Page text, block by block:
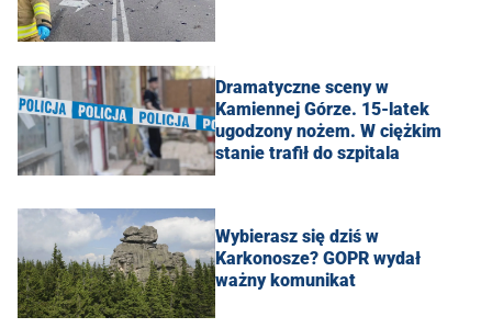
Dramatyczne sceny w
Kamiennej Górze. 15-latek
ugodzony nożem. W ciężkim
stanie trafił do szpitala
Wybierasz się dziś w
Karkonosze? GOPR wydał
ważny komunikat